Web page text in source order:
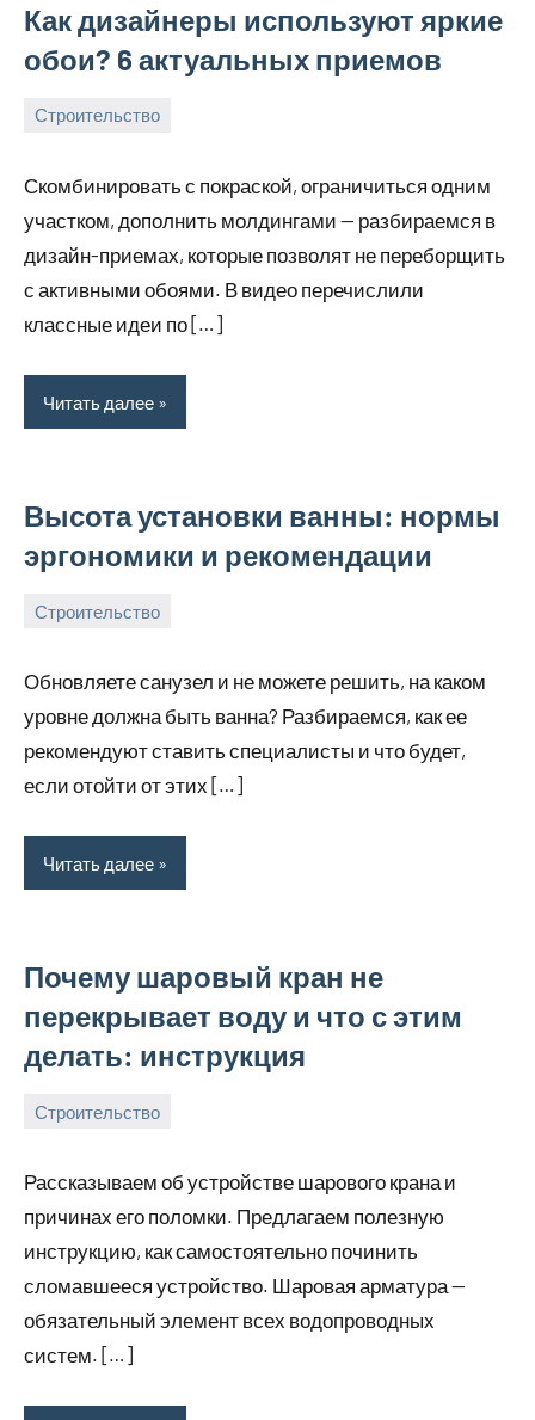
Как дизайнеры используют яркие
обои? 6 актуальных приемов
Строительство
2024
bus_m_ru
Скомбинировать с покраской, ограничиться одним
участком, дополнить молдингами — разбираемся в
дизайн-приемах, которые позволят не переборщить
с активными обоями. В видео перечислили
классные идеи по […]
Читать далее
Высота установки ванны: нормы
эргономики и рекомендации
Строительство
2024
bus_m_ru
Обновляете санузел и не можете решить, на каком
уровне должна быть ванна? Разбираемся, как ее
рекомендуют ставить специалисты и что будет,
если отойти от этих […]
Читать далее
Почему шаровый кран не
перекрывает воду и что с этим
делать: инструкция
Строительство
2024
bus_m_ru
Рассказываем об устройстве шарового крана и
причинах его поломки. Предлагаем полезную
инструкцию, как самостоятельно починить
сломавшееся устройство. Шаровая арматура —
обязательный элемент всех водопроводных
систем. […]